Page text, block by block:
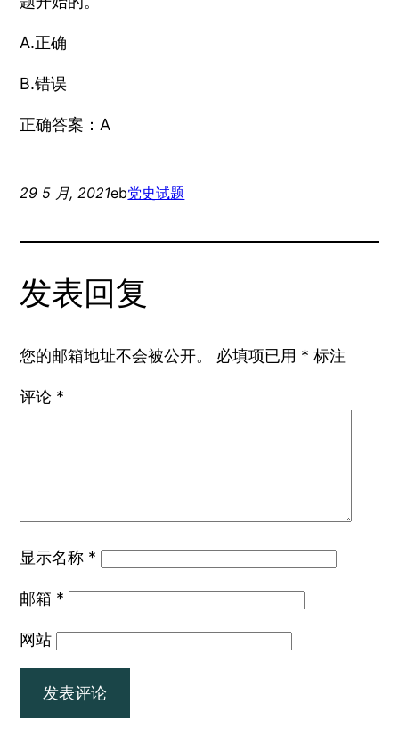
A.正确
B.错误
正确答案：A
29 5 月, 2021eb党史试题
发表回复
您的邮箱地址不会被公开。 必填项已用 * 标注
评论 *
显示名称 *
邮箱 *
网站